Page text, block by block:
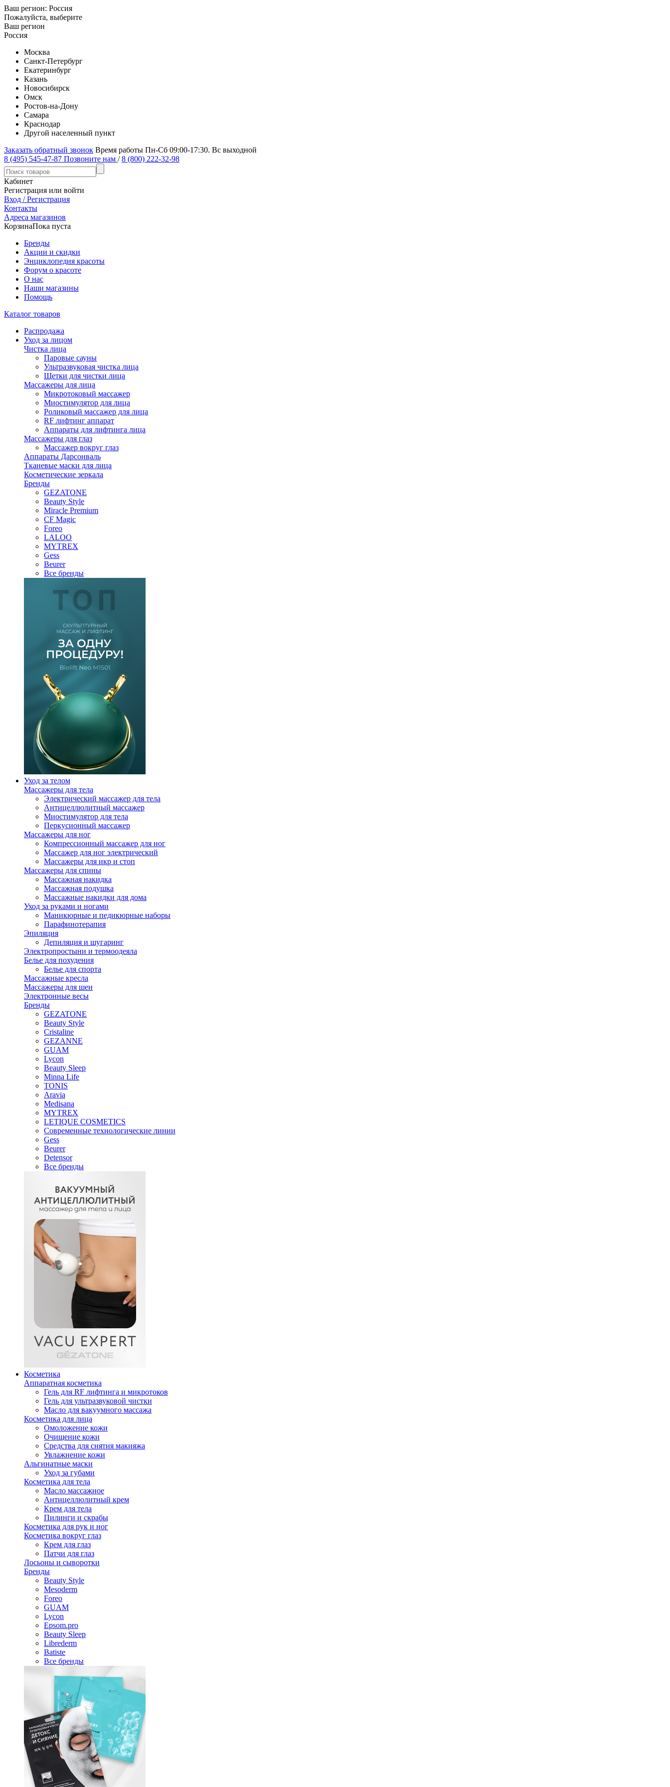
Ваш регион: Россия
Пожалуйста, выберите
Ваш регион
Россия
Москва
Санкт-Петербург
Екатеринбург
Казань
Новосибирск
Омск
Ростов-на-Дону
Самара
Краснодар
Другой населенный пункт
Заказать обратный звонок Время работы Пн-Сб 09:00-17:30. Вс выходной
8 (495) 545-47-87 Позвоните нам / 8 (800) 222-32-98
Кабинет
Регистрация или войти
Вход / Регистрация
Контакты
Адреса магазинов
КорзинаПока пуста
Бренды
Акции и скидки
Энциклопедия красоты
Форум о красоте
О нас
Наши магазины
Помощь
Каталог товаров
Распродажа
Уход за лицом
Чистка лица
Паровые сауны
Ультразвуковая чистка лица
Щетки для чистки лица
Массажеры для лица
Микротоковый массажер
Миостимулятор для лица
Роликовый массажер для лица
RF лифтинг аппарат
Аппараты для лифтинга лица
Массажеры для глаз
Массажер вокруг глаз
Аппараты Дарсонваль
Тканевые маски для лица
Косметические зеркала
Бренды
GEZATONE
Beauty Style
Miracle Premium
CF Magic
Foreo
LALOO
MYTREX
Gess
Beurer
Все бренды
Уход за телом
Массажеры для тела
Электрический массажер для тела
Антицеллюлитный массажер
Миостимулятор для тела
Перкусионный массажер
Массажеры для ног
Компрессионный массажер для ног
Массажер для ног электрический
Массажеры для икр и стоп
Массажеры для спины
Массажная накидка
Массажная подушка
Массажные накидки для дома
Уход за руками и ногами
Маникюрные и педикюрные наборы
Парафинотерапия
Эпиляция
Депиляция и шугаринг
Электропростыни и термоодеяла
Белье для похудения
Белье для спорта
Массажные кресла
Массажеры для шеи
Электронные весы
Бренды
GEZATONE
Beauty Style
Cristaline
GEZANNE
GUAM
Lycon
Beauty Sleep
Minna Life
TONIS
Aravia
Medisana
MYTREX
LETIQUE COSMETICS
Современные технологические линии
Gess
Beurer
Detensor
Все бренды
Косметика
Аппаратная косметика
Гель для RF лифтинга и микротоков
Гель для ультразвуковой чистки
Масло для вакуумного массажа
Косметика для лица
Омоложение кожи
Очищение кожи
Средства для снятия макияжа
Увлажнение кожи
Альгинатные маски
Уход за губами
Косметика для тела
Масло массажное
Антицеллюлитный крем
Крем для тела
Пилинги и скрабы
Косметика для рук и ног
Косметика вокруг глаз
Крем для глаз
Патчи для глаз
Лосьоны и сыворотки
Бренды
Beauty Style
Mesoderm
Foreo
GUAM
Lycon
Epsom.pro
Beauty Sleep
Librederm
Batiste
Все бренды